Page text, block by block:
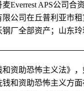
麦Everrest APS公司合
限公司在丘普利亚市
厂全部资产；山东玲
资助恐怖主义法》
和资助恐怖主义方